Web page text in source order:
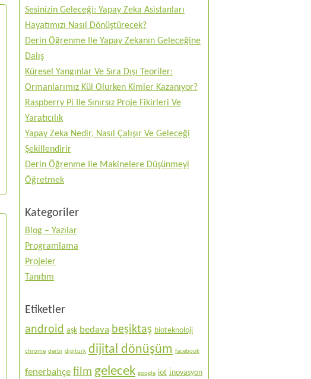
Sesinizin Geleceği: Yapay Zeka Asistanları
Hayatımızı Nasıl Dönüştürecek?
Derin Öğrenme Ile Yapay Zekanın Geleceğine
Dalış
Küresel Yangınlar Ve Sıra Dışı Teoriler:
Ormanlarımız Kül Olurken Kimler Kazanıyor?
Raspberry Pi Ile Sınırsız Proje Fikirleri Ve
Yaratıcılık
Yapay Zeka Nedir, Nasıl Çalışır Ve Geleceği
Şekillendirir
Derin Öğrenme Ile Makinelere Düşünmeyi
Öğretmek
Kategoriler
Blog – Yazılar
Programlama
Projeler
Tanıtım
Etiketler
android aşk bedava beşiktaş bioteknoloji
chrome derbi digiturk dijital dönüşüm facebook
fenerbahçe film gelecek google iot i̇novasyon